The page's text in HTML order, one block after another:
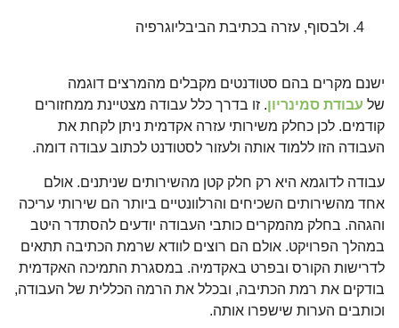
ולבסוף, עזרה בכתיבת הביבליוגרפיה
ישנם מקרים בהם סטודנטים מקבלים מהמרצים דוגמה
של עבודת סמינריון. זו בדרך כלל עבודה מצטיינת ממחזורים
קודמים. לכן כחלק משירותי עזרה אקדמית ניתן לקחת את
העבודה הזו ללמוד אותה ולעזור לסטודנט לכתוב עבודה דומה.
עבודה לדוגמא היא רק חלק קטן מהשירותים שניתנים. אולם
אחד מהשירותים השכיחים והרלוונטיים ביותר הם שירותי עריכה
והגהה. בחלק מהמקרים כותבי העבודה יודעים להסתדר היטב
במהלך הפרויקט. אולם הם רוצים לוודא שרמת הכתיבה תתאים
לדרישות הקורס ובפרט באקדמיה. במסגרת התמיכה האקדמית
בודקים את רמת הכתיבה, ובכלל את הרמה הכללית של העבודה,
וכותבים הערות שישפרו אותה.